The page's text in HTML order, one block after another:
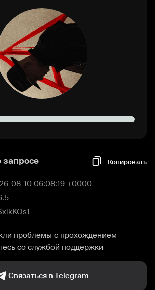
Копировать
08-10 06:08:19 +0000
проблемы с прохождением
со службой поддержки
Связаться в Telegram